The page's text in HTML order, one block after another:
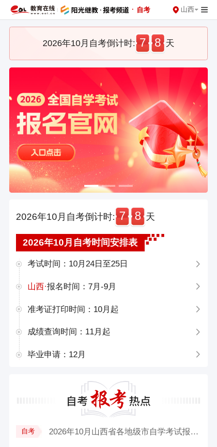
· 自考 山西
2026年10月自考倒计时: 7 8 天
2026年10月自考倒计时: 7 8 天
2026年10月自考时间安排表
考试时间：10月24日至25日
山西·报名时间：7月-9月
准考证打印时间：10月起
成绩查询时间：11月起
毕业申请：12月
自考 2026年10月山西省各地级市自学考试报名...